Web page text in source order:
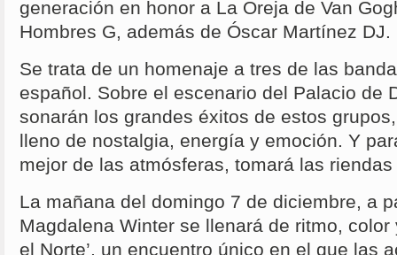
generación en honor a La Oreja de Van
Hombres G, además de Óscar Martínez DJ.
Se trata de un homenaje a tres de las
español. Sobre el escenario del Palacio de
sonarán los grandes éxitos de estos
lleno de nostalgia, energía y emoción. Y
mejor de las atmósferas, tomará las
La mañana del domingo 7 de diciembre, a
Magdalena Winter se llenará de ritmo, color
el Norte’, un encuentro único en el que las